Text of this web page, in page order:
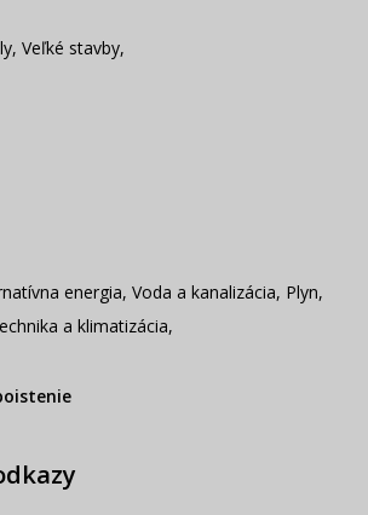
, Veľké stavby,
energia, Voda a kanalizácia, Plyn,
a klimatizácia,